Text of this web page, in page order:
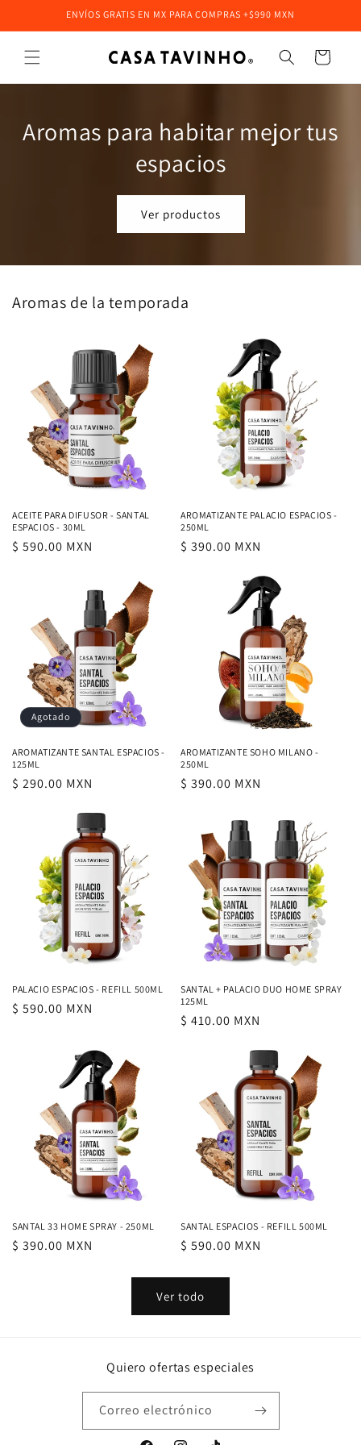
directamente
al contenido
ENVÍOS GRATIS EN MX PARA COMPRAS +$990 MXN
Carrito
Aromas para habitar mejor tus
espacios
Ver productos
Aromas de la temporada
ACEITE PARA DIFUSOR - SANTAL
ESPACIOS - 30ML
Precio
$ 590.00 MXN
AROMATIZANTE PALACIO ESPACIOS -
250ML
Precio
$ 390.00 MXN
Agotado
AROMATIZANTE SANTAL ESPACIOS -
125ML
Precio
$ 290.00 MXN
AROMATIZANTE SOHO MILANO -
250ML
Precio
$ 390.00 MXN
PALACIO ESPACIOS - REFILL 500ML
Precio
$ 590.00 MXN
SANTAL + PALACIO DUO HOME SPRAY
125ML
Precio
$ 410.00 MXN
SANTAL 33 HOME SPRAY - 250ML
Precio
$ 390.00 MXN
SANTAL ESPACIOS - REFILL 500ML
Precio
$ 590.00 MXN
Ver todo
Quiero ofertas especiales
Correo electrónico